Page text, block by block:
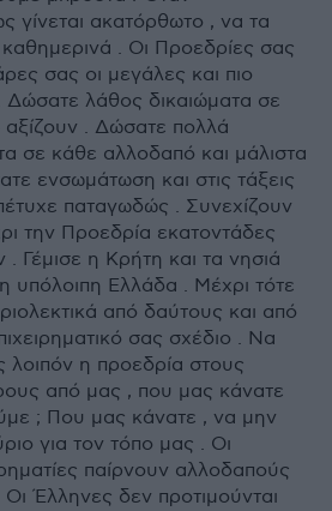
γίνεται ακατόρθωτο , να τα
. Οι Προεδρίες σας
σας οι μεγάλες και πιο
λάθος δικαιώματα σε
. Δώσατε πολλά
σε κάθε αλλοδαπό και μάλιστα
ενσωμάτωση και στις τάξεις
παταγωδώς . Συνεχίζουν
την Προεδρία εκατοντάδες
Γέμισε η Κρήτη και τα νησιά
υπόλοιπη Ελλάδα . Μέχρι τότε
από δαύτους και από
σας σχέδιο . Να
λοιπόν η προεδρία στους
από μας , που μας κάνατε
; Που μας κάνατε , να μην
για τον τόπο μας . Οι
παίρνουν αλλοδαπούς
Οι Έλληνες δεν προτιμούνται